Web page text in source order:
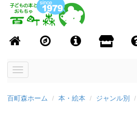
Toggle
百町森ホーム 本・絵本 ジャンル別